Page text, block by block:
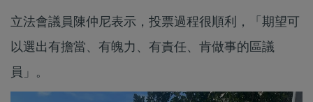
立法會議員陳仲尼表示，投票過程很順利，「期望可
以選出有擔當、有魄力、有責任、肯做事的區議
員」。